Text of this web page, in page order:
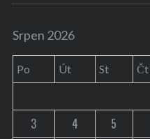
Srpen 2026
Po Út St Čt
3
4 5